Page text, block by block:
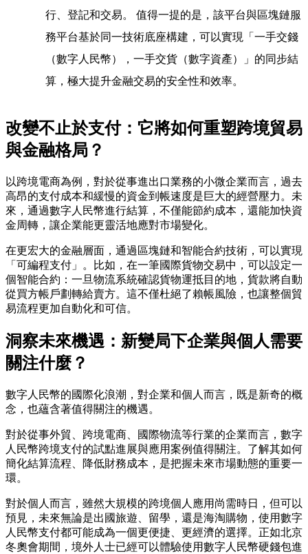
行、登記和交易。 值得一提的是，該平台與區塊鏈服
務平台基於同一技術底座構建，可以實現「一手交錢
（數字人民幣），一手交貨（數字資產）」的同步結
算，極大提升金融交易的安全性和效率。
改變不止於支付：它將如何重塑跨境貿易
與金融格局？
以跨境電商為例，對於從事進出口業務的小微企業而言，過去
高昂的支付成本和緩慢的資金到帳速度是巨大的經營壓力。未
來，通過數字人民幣進行結算，不僅能節約成本，還能加快資
金周轉，讓企業能更靈活地應對市場變化。
在更宏大的金融層面，通過區塊鏈和智能合約技術，可以實現
「可編程支付」。比如，在一筆國際貨物交易中，可以設定一
個智能合約：一旦物流系統確認貨物運抵目的地，貨款將自動
從買方帳戶劃轉給賣方。這不僅杜絕了賴帳風險，也讓整個貿
易流程更加自動化和可信。
洞察未來機遇：新變局下企業與個人需要
關注什麼？
數字人民幣的國際化浪潮，對企業和個人而言，既是新奇的概
念，也蘊含著值得關注的機遇。
對於從事外貿、跨境電商、國際物流等行業的企業而言，數字
人民幣跨境支付的試點進展與應用案例值得關注。了解其如何
簡化結算流程、降低財務成本，是把握未來市場動態的重要一
環。
對於個人而言，雖然大規模的跨境個人應用尚需時日，但可以
預見，未來無論是出國旅遊、留學，還是海淘購物，使用數字
人民幣支付都可能成為一個更便捷、更經濟的選擇。正如北京
冬奧會期間，境外人士已經可以體驗使用數字人民幣硬錢包進